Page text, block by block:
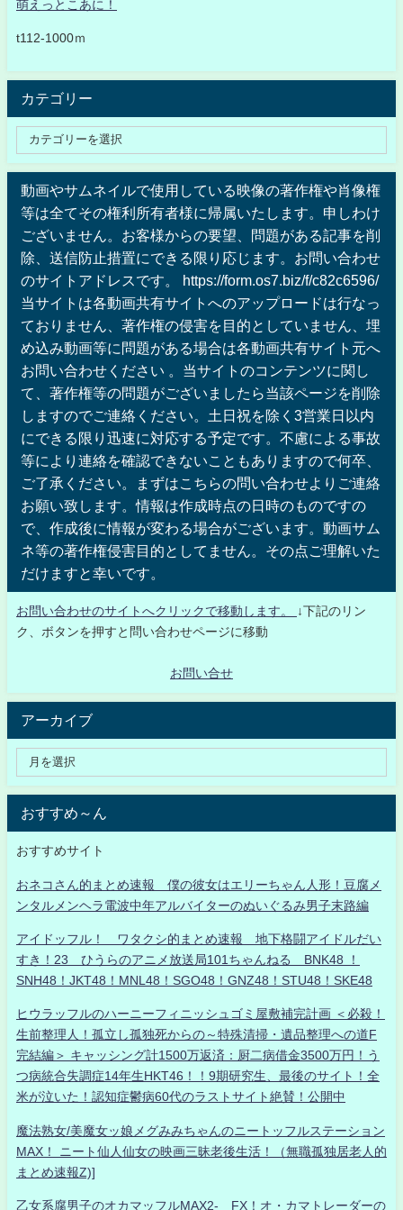
萌えっとこあに！
t112-1000ｍ
カテゴリー
動画やサムネイルで使用している映像の著作権や肖像権
等は全てその権利所有者様に帰属いたします。申しわけ
ございません。お客様からの要望、問題がある記事を削
除、送信防止措置にできる限り応じます。お問い合わせ
のサイトアドレスです。 https://form.os7.biz/f/c82c6596/
当サイトは各動画共有サイトへのアップロードは行なっ
ておりません、著作権の侵害を目的としていません、埋
め込み動画等に問題がある場合は各動画共有サイト元へ
お問い合わせください 。当サイトのコンテンツに関し
て、著作権等の問題がございましたら当該ページを削除
しますのでご連絡ください。土日祝を除く3営業日以内
にできる限り迅速に対応する予定です。不慮による事故
等により連絡を確認できないこともありますので何卒、
ご了承ください。まずはこちらの問い合わせよりご連絡
お願い致します。情報は作成時点の日時のものですの
で、作成後に情報が変わる場合がございます。動画サム
ネ等の著作権侵害目的としてません。その点ご理解いた
だけますと幸いです。
お問い合わせのサイトへクリックで移動します。
↓下記のリン
ク、ボタンを押すと問い合わせページに移動
お問い合せ
アーカイブ
おすすめ～ん
おすすめサイト
おネコさん的まとめ速報 僕の彼女はエリーちゃん人形！豆腐メ
ンタルメンヘラ電波中年アルバイターのぬいぐるみ男子末路編
アイドッフル！ ワタクシ的まとめ速報 地下格闘アイドルだい
すき！23 ひうらのアニメ放送局101ちゃんねる BNK48 ！
SNH48！JKT48！MNL48！SGO48！GNZ48！STU48！SKE48
ヒウラッフルのハーニーフィニッシュゴミ屋敷補完計画 ＜必殺！
生前整理人！孤立し孤独死からの～特殊清掃・遺品整理への道F
完結編＞ キャッシング計1500万返済：厨二病借金3500万円！う
つ病統合失調症14年生HKT46！！9期研究生、最後のサイト！全
米が泣いた！認知症鬱病60代のラストサイト絶賛！公開中
魔法熟女/美魔女ッ娘メグみみちゃんのニートッフルステーション
MAX！ ニート仙人仙女の映画三昧老後生活！（無職孤独居老人的
まとめ速報Z)]
乙女系腐男子のオカマッフルMAX2- FX！オ・カマトレーダーの